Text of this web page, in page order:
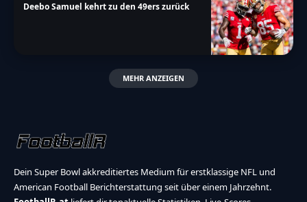
Deebo Samuel kehrt zu den 49ers zurück
MEHR ANZEIGEN
Dein Super Bowl akkreditiertes Medium für erstklassige NFL und
American Football Berichterstattung seit über einem Jahrzehnt.